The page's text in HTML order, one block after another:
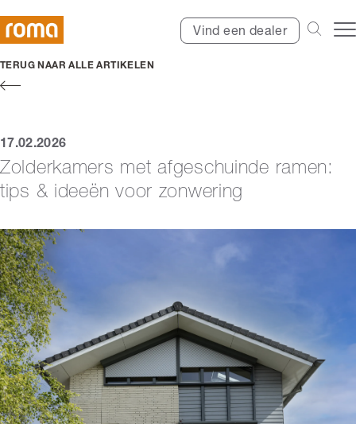
Vind een dealer
TERUG NAAR ALLE ARTIKELEN
17.02.2026
Zolderkamers met afgeschuinde ramen:
tips & ideeën voor zonwering